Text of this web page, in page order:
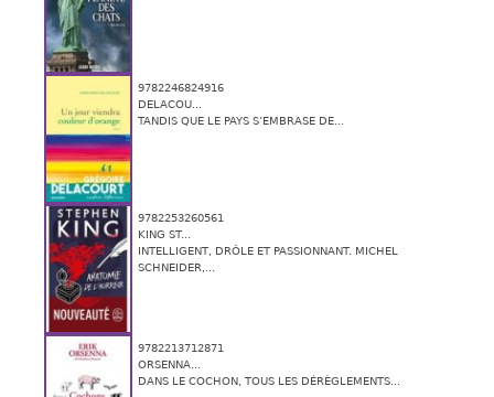
9782246824916
DELACOU...
TANDIS QUE LE PAYS S’EMBRASE DE...
9782253260561
KING ST...
INTELLIGENT, DRÔLE ET PASSIONNANT. MICHEL
SCHNEIDER,...
9782213712871
ORSENNA...
DANS LE COCHON, TOUS LES DÉRÈGLEMENTS...